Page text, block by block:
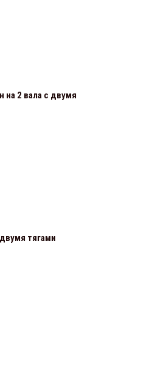
на 2 вала с двумя
тягами